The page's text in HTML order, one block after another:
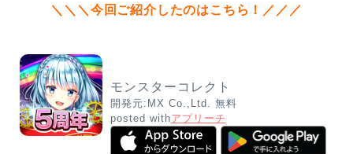
＼＼＼今回ご紹介したのはこちら！／／／
モンスターコレクト
開発元: MX Co.,Ltd.
無料
posted withアプリーチ